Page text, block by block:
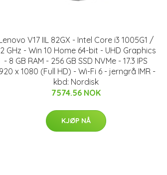
V17 IIL 82GX - Intel Core i3 1005G1 /
GHz - Win 10 Home 64-bit - UHD Graphics
- 8 GB RAM - 256 GB SSD NVMe - 17.3 IPS
x 1080 (Full HD) - Wi-Fi 6 - jerngrå IMR -
kbd: Nordisk
7574.56 NOK
KJØP NÅ